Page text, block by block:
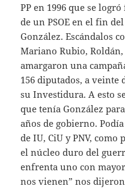
PP en 1996 que se
de un PSOE en el fin
González. Escándalos
Mariano Rubio,
amargaron una
156 diputados, a veinte
su Investidura. A esto
que tenía González
años de gobierno.
de IU, CiU y PNV,
el núcleo duro del
enfrenta uno con
nos vienen” nos